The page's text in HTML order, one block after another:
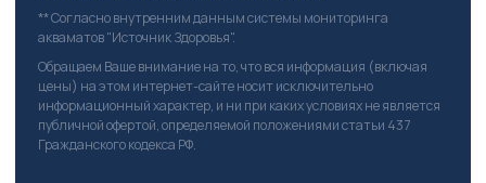
** Согласно внутренним данным системы мониторинга
акваматов "Источник Здоровья".
Обращаем Ваше внимание на то, что вся информация (включая
цены) на этом интернет-сайте носит исключительно
информационный характер, и ни при каких условиях не является
публичной офертой, определяемой положениями статьи 437
Гражданского кодекса РФ.